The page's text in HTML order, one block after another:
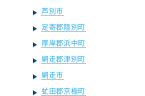
芦別市
足寄郡陸別町
厚岸郡浜中町
網走郡津別町
網走市
虻田郡京極町